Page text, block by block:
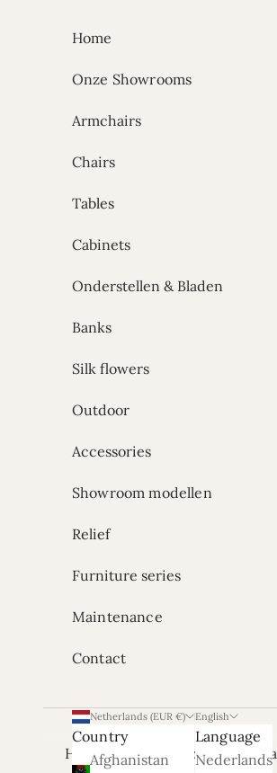
HomeOnze Showrooms
Home
Onze Showrooms
Armchairs
Chairs
Tables
Cabinets
Onderstellen & Bladen
Banks
Silk flowers
Outdoor
Accessories
Showroom modellen
Relief
Furniture series
Maintenance
Contact
Netherlands (EUR €)
Country
Afghanistan
English
Language
Nederlands